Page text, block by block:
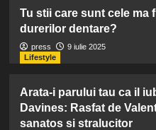
Tu stii care sunt cele ma
durerilor dentare?
press
9 iulie 2025
Lifestyle
Arata-i parului tau ca il
Davines: Rasfat de
sanatos si stralucitor